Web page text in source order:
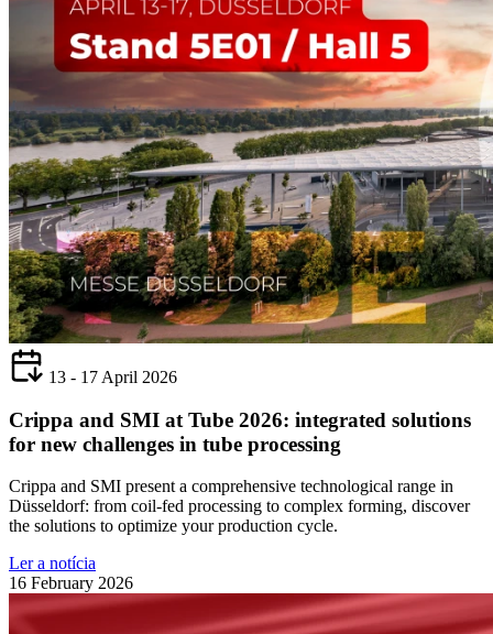
13 - 17 April 2026
Crippa and SMI at Tube 2026: integrated solutions
for new challenges in tube processing
Crippa and SMI present a comprehensive technological range in
Düsseldorf: from coil-fed processing to complex forming, discover
the solutions to optimize your production cycle.
Ler a notícia
16 February 2026